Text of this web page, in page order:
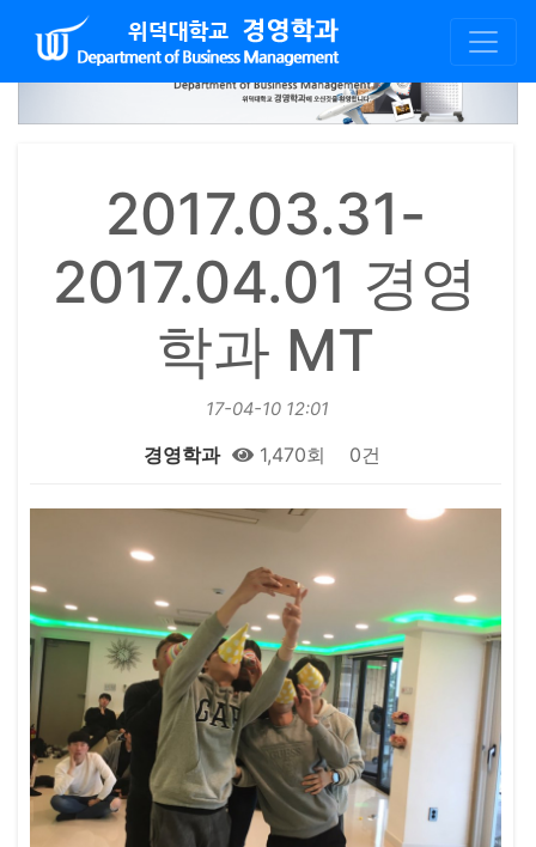
2017.03.31-
2017.04.01 경영
학과 MT
17-04-10 12:01
경영학과 1,470회 0건